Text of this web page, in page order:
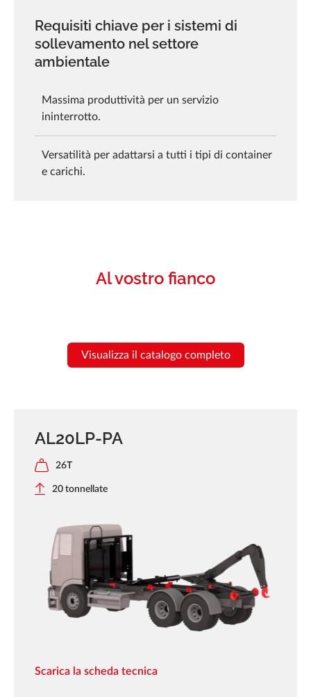
Requisiti chiave per i sistemi di
sollevamento nel settore
ambientale
Massima produttività per un servizio
ininterrotto.
Versatilità per adattarsi a tutti i tipi di container
e carichi.
Al vostro fianco
Visualizza il catalogo completo
AL20LP-PA
26T
20 tonnellate
Scarica la scheda tecnica